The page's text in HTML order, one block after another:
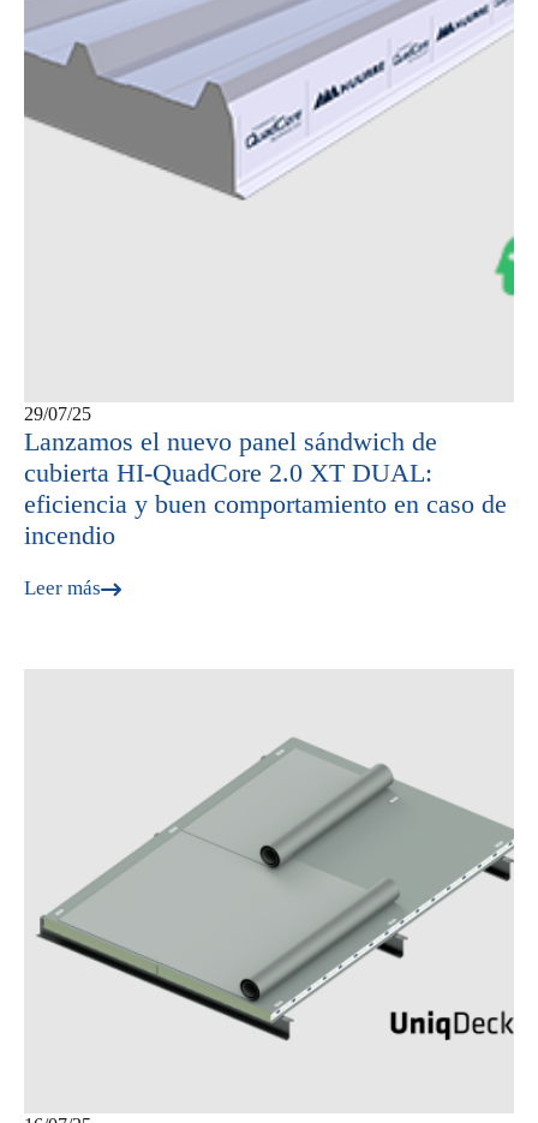
29/07/25
Lanzamos el nuevo panel sándwich de
cubierta HI-QuadCore 2.0 XT DUAL:
eficiencia y buen comportamiento en caso de
incendio
Leer más